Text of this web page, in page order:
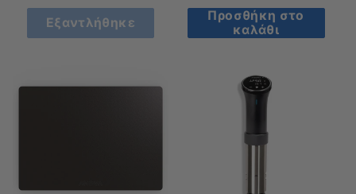
Εξαντλήθηκε
τιμή
Προσθήκη στο
καλάθι